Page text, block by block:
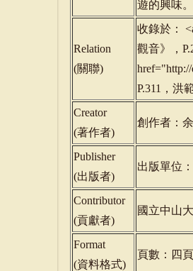
遊的興味。
Relation
(關聯)
收錄於：
觀音》，
P.311，洪
Creator
(著作者)
創作者：
Publisher
(出版者)
出版單位
Contributor
(貢獻者)
國立中山
Format
(資料格式)
頁數：四頁